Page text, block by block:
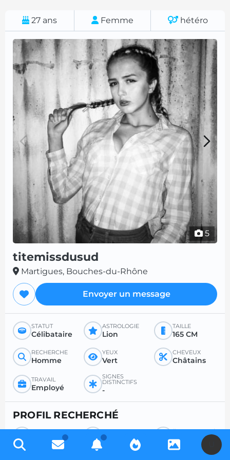
27 ans Femme hétéro
5
titemissdusud
Martigues, Bouches-du-Rhône
Envoyer un message
STATUT
Célibataire
ASTROLOGIE
Lion
TAILLE
165 CM
RECHERCHE
Homme
YEUX
Vert
CHEVEUX
Châtains
TRAVAIL
Employé
SIGNES
DISTINCTIFS
-
PROFIL RECHERCHÉ
RECHERCHE
Homme
POUR
Amour
ÂGE SOUHAITÉ
-